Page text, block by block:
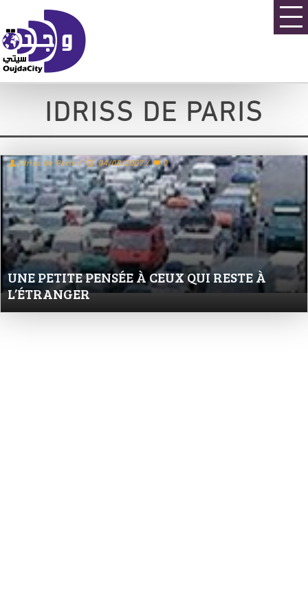
IDRISS DE PARIS
UNE PETITE PENSÉE À CEUX QUI RESTE À
L’ÉTRANGER
Idriss de Paris / 04/08/2007 / 0